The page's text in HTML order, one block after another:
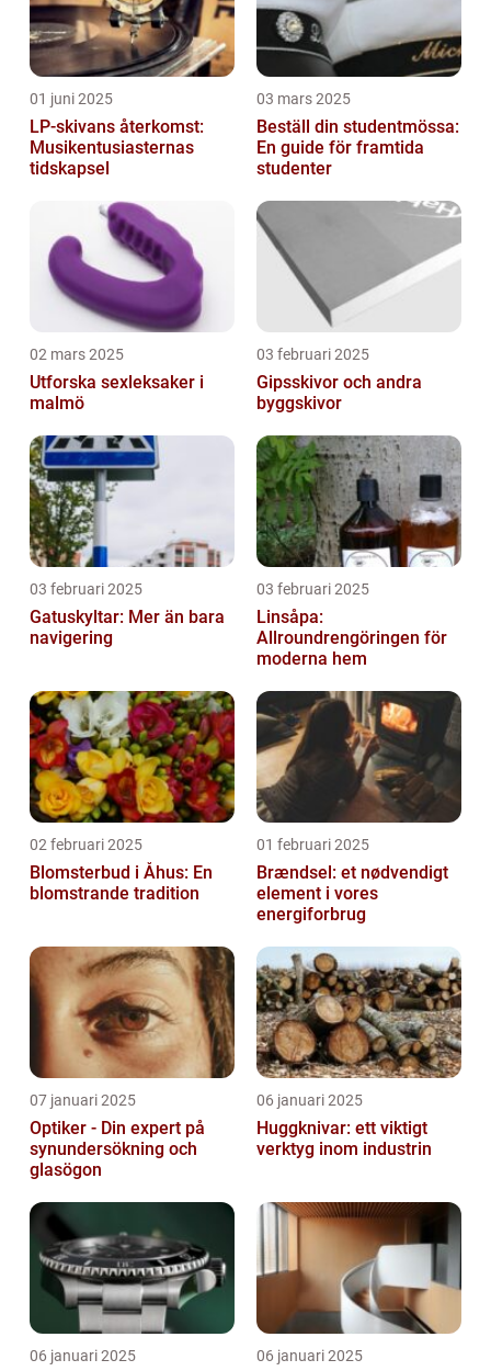
01 juni 2025
LP-skivans återkomst:
Musikentusiasternas
tidskapsel
03 mars 2025
Beställ din studentmössa:
En guide för framtida
studenter
02 mars 2025
Utforska sexleksaker i
malmö
03 februari 2025
Gipsskivor och andra
byggskivor
03 februari 2025
Gatuskyltar: Mer än bara
navigering
03 februari 2025
Linsåpa:
Allroundrengöringen för
moderna hem
02 februari 2025
Blomsterbud i Åhus: En
blomstrande tradition
01 februari 2025
Brændsel: et nødvendigt
element i vores
energiforbrug
07 januari 2025
Optiker - Din expert på
synundersökning och
glasögon
06 januari 2025
Huggknivar: ett viktigt
verktyg inom industrin
06 januari 2025 06 januari 2025